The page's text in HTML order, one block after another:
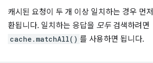
캐시된 요청이 두 개 이상 일치하는 경우 먼
환됩니다. 일치하는 응답을 모두 검색하려면
cache.matchAll() 를 사용하면 됩니다.